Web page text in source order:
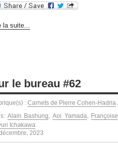
la suite...
le bureau #62
: Carnets de Pierre Cohen-Hadria
Alain Bashung Aoi Yamada
Ichakawa
2023